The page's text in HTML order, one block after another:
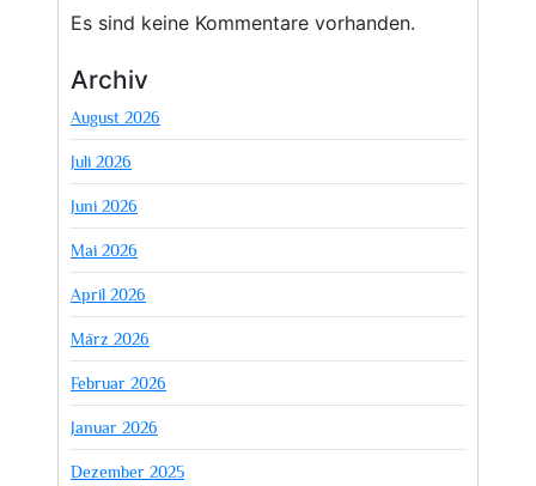
Es sind keine Kommentare vorhanden.
Archiv
August 2026
Juli 2026
Juni 2026
Mai 2026
April 2026
März 2026
Februar 2026
Januar 2026
Dezember 2025